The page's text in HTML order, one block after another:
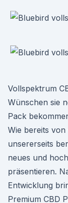
Vollspektrum
Wünschen sie
Pack
Wie bereits
unsererseits
neues und
präsentieren.
Entwicklung
Premium CBD